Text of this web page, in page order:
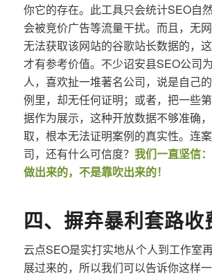
你它的存在。此工具只会统计SEO自
会被竞价广告等流量干扰。而且，无
无法获取该网站的谷歌站长数据的，
才有参考价值。不少诏安县SEO公司
人，喜欢扯一堆著名公司，说是自己
例里，却无任何证明；或者，把一些
据作为展示，这种开放数据不够准确
取，根本无法证明案例的真实性。连
司，还有什么可信度？ 我们一直坚信
做出来的，不是靠吹出来的！
四、摒弃暴利套路收
云点SEO是实打实地从个人到工作室
展过来的，所以我们可以告诉你这样